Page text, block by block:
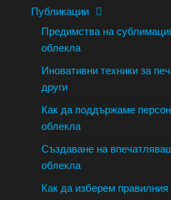
Публикации
Предимства на
облекла
Иновативни техники за
други
Как да поддържаме
облекла
Създаване на
облекла
Как да изберем